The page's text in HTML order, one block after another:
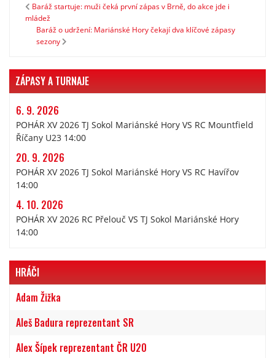
Baráž startuje: muži čeká první zápas v Brně, do akce jde i
mládež
Baráž o udržení: Mariánské Hory čekají dva klíčové zápasy
sezony
ZÁPASY A TURNAJE
6. 9. 2026
POHÁR XV 2026 TJ Sokol Mariánské Hory VS RC Mountfield
Říčany U23 14:00
20. 9. 2026
POHÁR XV 2026 TJ Sokol Mariánské Hory VS RC Havířov
14:00
4. 10. 2026
POHÁR XV 2026 RC Přelouč VS TJ Sokol Mariánské Hory
14:00
HRÁČI
Adam Žižka
Aleš Badura reprezentant SR
Alex Šípek reprezentant ČR U20